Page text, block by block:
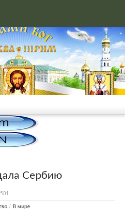
Сербию
/ В мире